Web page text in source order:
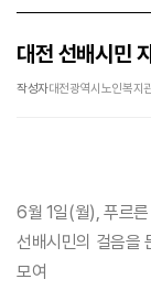
대전 선배시민
작성자대전광역시노인복지
6월 1일(월), 푸르
선배시민의 걸음을
모여